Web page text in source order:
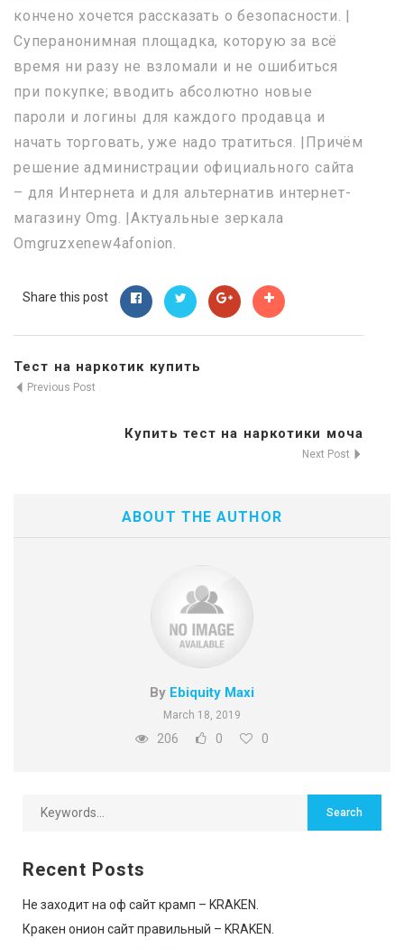
кончено хочется рассказать о безопасности. |
Суперанонимная площадка, которую за всё
время ни разу не взломали и не ошибиться
при покупке; вводить абсолютно новые
пароли и логины для каждого продавца и
начать торговать, уже надо тратиться. |Причём
решение администрации официального сайта
– для Интернета и для альтернатив интернет-
магазину Omg. |Актуальные зеркала
Omgruzxenew4afonion.
Share this post
Тест на наркотик купить
Previous Post
Купить тест на наркотики моча
Next Post
ABOUT THE AUTHOR
By Ebiquity Maxi
March 18, 2019
206 0 0
Recent Posts
Не заходит на оф сайт крамп – KRAKEN.
Кракен онион сайт правильный – KRAKEN.